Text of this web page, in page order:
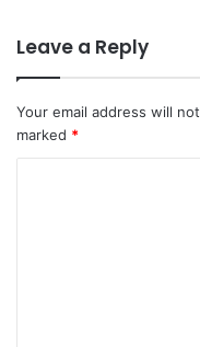
Leave a Reply
Your email address will
marked *